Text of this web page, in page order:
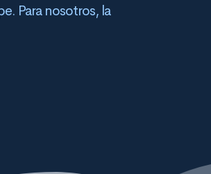
Para nosotros, la